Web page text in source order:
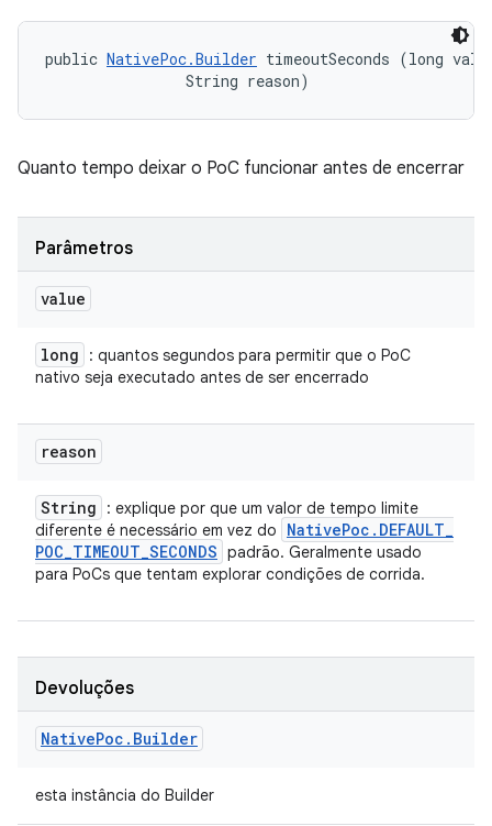
public NativePoc.Builder timeoutSeconds (long
                String reason)
Quanto tempo deixar o PoC funcionar antes de encerrar
Parâmetros
value
long
: quantos segundos para permitir que o PoC
nativo seja executado antes de ser encerrado
reason
String
: explique por que um valor de tempo limite
diferente é necessário em vez do
NativePoc . DEFAULT_
POC_TIMEOUT_SECONDS padrão. Geralmente usado
para PoCs que tentam explorar condições de corrida.
Devoluções
NativePoc . Builder
esta instância do Builder